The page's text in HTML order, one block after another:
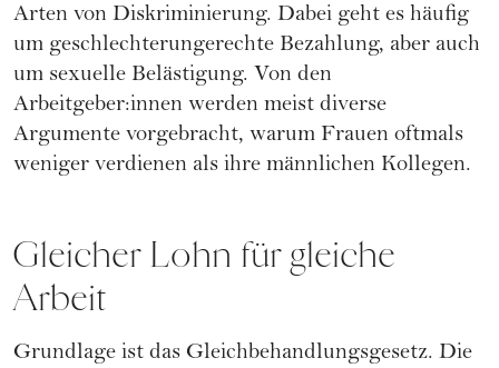
Arten von Diskriminierung. Dabei geht es häufig
um geschlechterungerechte Bezahlung, aber auch
um sexuelle Belästigung. Von den
Arbeitgeber:innen werden meist diverse
Argumente vorgebracht, warum Frauen oftmals
weniger verdienen als ihre männlichen Kollegen.
Gleicher Lohn für gleiche
Arbeit
Grundlage ist das Gleichbehandlungsgesetz. Die